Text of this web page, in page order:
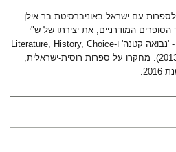
עם ישראל באוניברסיטת בר-אילן.
הסופרים המודרניים, את יצירתו של ש"י
'נבואה קטנה' ו-Literature, History, Choice